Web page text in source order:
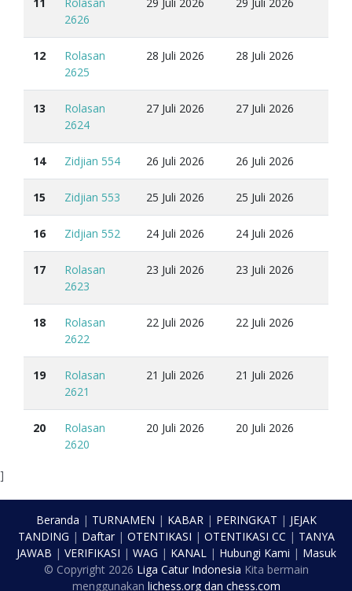
2626
12
Rolasan
2625
28 Juli 2026 28 Juli 2026
13
Rolasan
2624
27 Juli 2026 27 Juli 2026
14 Zidjian 554 26 Juli 2026 26 Juli 2026
15 Zidjian 553 25 Juli 2026 25 Juli 2026
16 Zidjian 552 24 Juli 2026 24 Juli 2026
17
Rolasan
2623
23 Juli 2026 23 Juli 2026
18
Rolasan
2622
22 Juli 2026 22 Juli 2026
19
Rolasan
2621
21 Juli 2026 21 Juli 2026
20
Rolasan
2620
20 Juli 2026 20 Juli 2026
]
Beranda | TURNAMEN | KABAR| PERINGKAT | JEJAK
TANDING | Daftar| OTENTIKASI | OTENTIKASI CC | TANYA
JAWAB | VERIFIKASI | WAG | KANAL| Hubungi Kami | Masuk
© Copyright 2026 Liga Catur Indonesia Kita bermain
menggunakan lichess.orgdan chess.com